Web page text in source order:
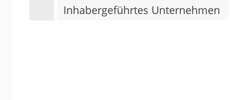
Inhabergeführtes Unternehmen